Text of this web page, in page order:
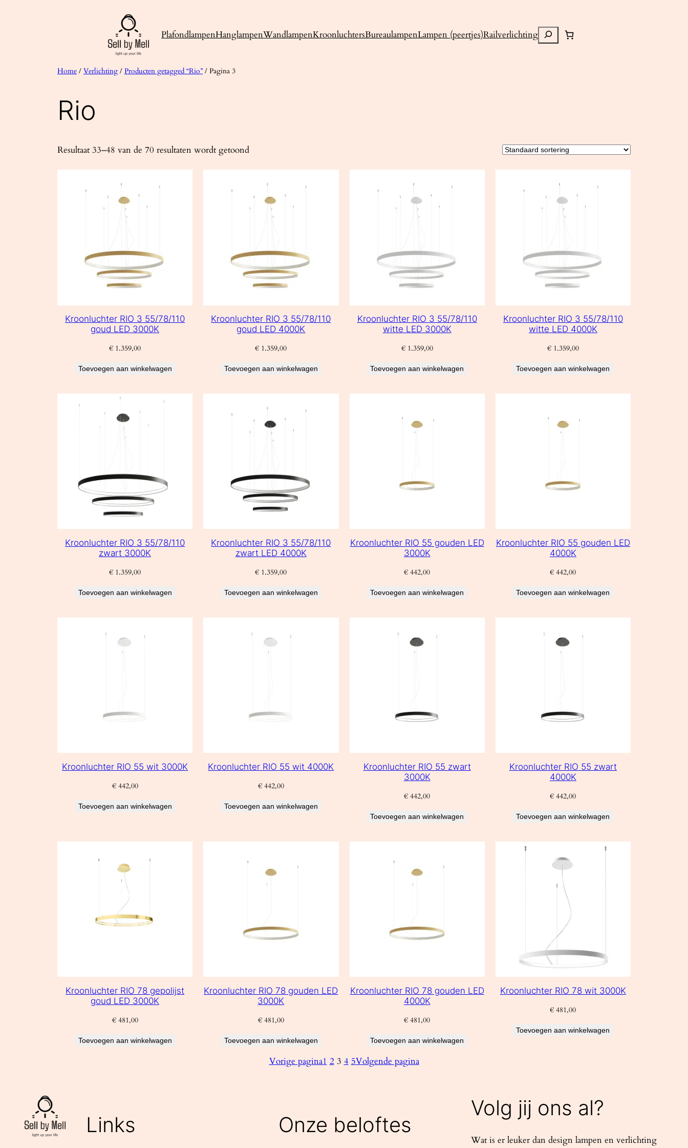
PlafondlampenHanglampenWandlampenKroonluchtersBureaulampenLampen (peertjes)RailverlichtingZoeken
Home / Verlichting / Producten getagged “Rio”/ Pagina 3
Rio
Resultaat 33–48 van de 70 resultaten wordt getoond
Kroonluchter RIO 3 55/78/110
goud LED 3000K
€ 1.359,00
Toevoegen aan winkelwagen
Kroonluchter RIO 3 55/78/110
goud LED 4000K
€ 1.359,00
Toevoegen aan winkelwagen
Kroonluchter RIO 3 55/78/110
witte LED 3000K
€1.359,00
Toevoegen aan winkelwagen
Kroonluchter RIO 3 55/78/110
witte LED 4000K
€1.359,00
Toevoegen aan winkelwagen
Kroonluchter RIO 3 55/78/110
zwart 3000K
€ 1.359,00
Toevoegen aan winkelwagen
Kroonluchter RIO 3 55/78/110
zwart LED 4000K
€ 1.359,00
Toevoegen aan winkelwagen
Kroonluchter RIO 55 gouden LED
3000K
€ 442,00
Toevoegen aan winkelwagen
Kroonluchter RIO 55 gouden LED
4000K
€ 442,00
Toevoegen aan winkelwagen
Kroonluchter RIO 55 wit 3000K
€442,00
Toevoegen aan winkelwagen
Kroonluchter RIO 55 wit 4000K
€442,00
Toevoegen aan winkelwagen
Kroonluchter RIO 55 zwart
3000K
€ 442,00
Toevoegen aan winkelwagen
Kroonluchter RIO 55 zwart
4000K
€ 442,00
Toevoegen aan winkelwagen
Kroonluchter RIO 78 gepolijst
goud LED 3000K
€481,00
Toevoegen aan winkelwagen
Kroonluchter RIO 78 gouden LED
3000K
€481,00
Toevoegen aan winkelwagen
Kroonluchter RIO 78 gouden LED
4000K
€ 481,00
Toevoegen aan winkelwagen
Kroonluchter RIO 78 wit 3000K
€ 481,00
Toevoegen aan winkelwagen
Vorige pagina1 2 3 4 5Volgende pagina
Links Onze beloftes
Volg jij ons al?
Wat is er leuker dan design lampen en verlichting